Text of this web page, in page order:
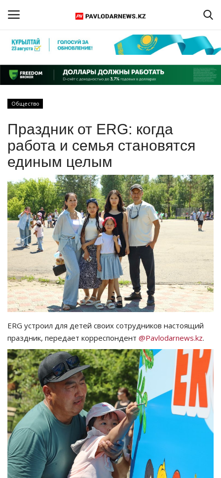
Регистрация
Главная
ПАВЛОДАРСКАЯ ОБЛАСТЬ
КАЗАХСТАН
МИР
СПЕЦПРОЕКТЫ
СПОРТ
Чек-лист
РАЗВЛЕЧЕНИЯ
OFFICIAL
Курултай
Язык
Қазақша Русский
Общество
Праздник от ERG: когда
работа и семья становятся
единым целым
ERG устроил для детей своих сотрудников настоящий
праздник, передает корреспондент @Pavlodarnews.kz.